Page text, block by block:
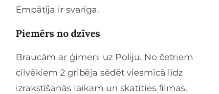
Empātija ir svarīga.
Piemērs no dzīves
Braucām ar ģimeni uz Poliju. No četriem
cilvēkiem 2 gribēja sēdēt viesmīcā līdz
izrakstīšanās laikam un skatīties filmas.